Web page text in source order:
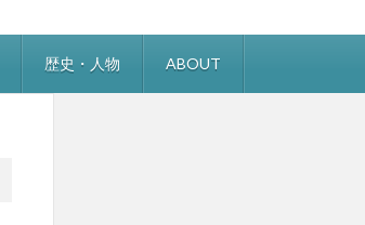
歴史・人物 ABOUT